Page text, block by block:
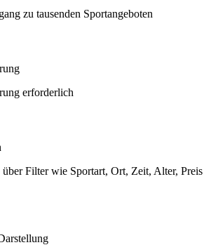
zu tausenden Sportangeboten
erforderlich
über Filter wie Sportart, Ort, Zeit, Alter, Preis